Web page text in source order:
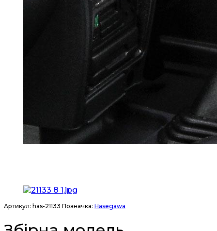
Артикул: has-21133 Позначка: Hasegawa